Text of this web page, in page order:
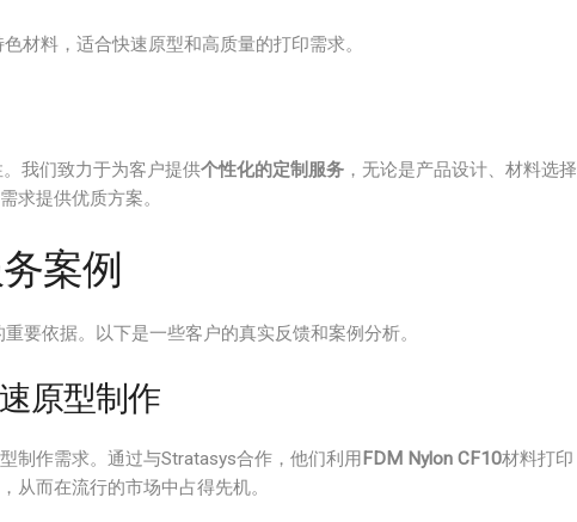
材料，适合快速原型和高质量的打印需求。
我们致力于为客户提供个性化的定制服务 ，无论是产品设计、材料选择
求提供优质方案。
案例
要依据。以下是一些客户的真实反馈和案例分析。
原型制作
制作需求。通过与Stratasys合作，他们利用 FDM Nylon CF10材料打印
从而在流行的市场中占得先机。